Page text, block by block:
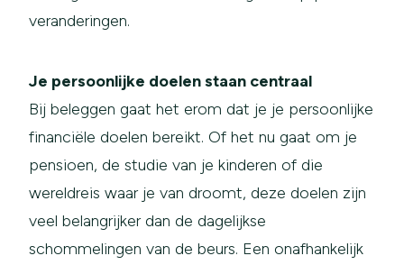
veranderingen.
Je persoonlijke doelen staan centraal
Bij beleggen gaat het erom dat je je persoonlijke
financiële doelen bereikt. Of het nu gaat om je
pensioen, de studie van je kinderen of die
wereldreis waar je van droomt, deze doelen zijn
veel belangrijker dan de dagelijkse
schommelingen van de beurs. Een onafhankelijk